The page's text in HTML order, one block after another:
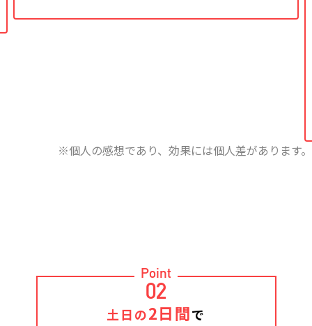
※個人の感想であり、効果には個人差があります。
Point
02
土日の2日間で